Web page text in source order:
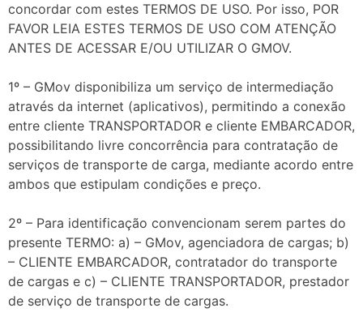
concordar com estes TERMOS DE USO. Por isso, POR
FAVOR LEIA ESTES TERMOS DE USO COM ATENÇÃO
ANTES DE ACESSAR E/OU UTILIZAR O GMOV.
1º – GMov disponibiliza um serviço de intermediação
através da internet (aplicativos), permitindo a conexão
entre cliente TRANSPORTADOR e cliente EMBARCADOR,
possibilitando livre concorrência para contratação de
serviços de transporte de carga, mediante acordo entre
ambos que estipulam condições e preço.
2º – Para identificação convencionam serem partes do
presente TERMO: a) – GMov, agenciadora de cargas; b)
– CLIENTE EMBARCADOR, contratador do transporte
de cargas e c) – CLIENTE TRANSPORTADOR, prestador
de serviço de transporte de cargas.